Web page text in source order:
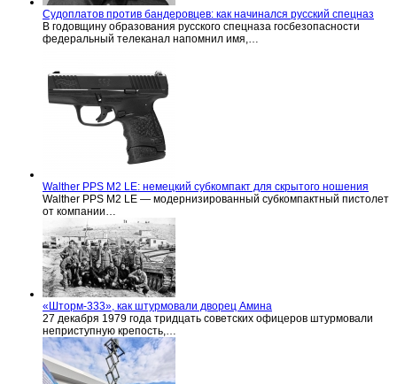
Судоплатов против бандеровцев: как начинался русский спецназ
В годовщину образования русского спецназа госбезопасности
федеральный телеканал напомнил имя,…
Walther PPS M2 LE: немецкий субкомпакт для скрытого ношения
Walther PPS M2 LE — модернизированный субкомпактный пистолет
от компании…
«Шторм-333», как штурмовали дворец Амина
27 декабря 1979 года тридцать советских офицеров штурмовали
неприступную крепость,…